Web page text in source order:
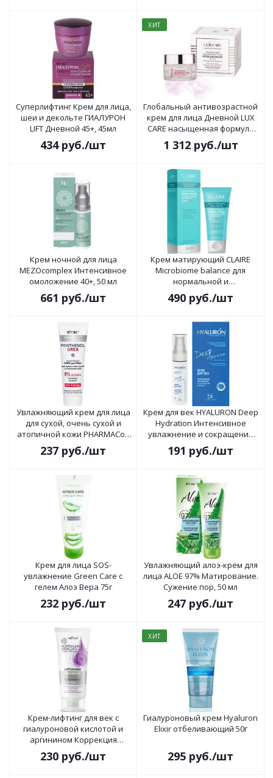
Суперлифтинг Крем для лица,
шеи и декольте ГИАЛУРОН
LIFT Дневной 45+, 45мл
434руб./шт
ХИТ
Глобальный антивозрастной
крем для лица Дневной LUX
CARE насыщенная формула
45мл
1 312руб./шт
Крем ночной для лица
MEZOcomplex Интенсивное
омоложение 40+, 50 мл
661 руб./шт
Крем матирующий CLAIRE
Microbiome balance для
нормальной и
комбинированной кожи 50мл
490 руб./шт
Увлажняющий крем для лица
для сухой, очень сухой и
атопичной кожи PHARMACos
Pantenol Urea 50мл
237 руб./шт
Крем для век HYALURON Deep
Hydration Интенсивное
увлажнение и сокращение
морщин 30г
191 руб./шт
Крем для лица SOS-
увлажнение Green Care с
гелем Алоэ Вера 75г
232 руб./шт
Увлажняющий алоэ-крем для
лица ALOE 97% Матирование.
Сужение пор, 50 мл
247 руб./шт
Крем-лифтинг для век с
гиалуроновой кислотой и
аргинином Коррекция
морщин. Аргинин 20мл
230 руб./шт
ХИТ
Гиалуроновый крем Hyaluron
Elixir отбеливающий 50г
295 руб./шт